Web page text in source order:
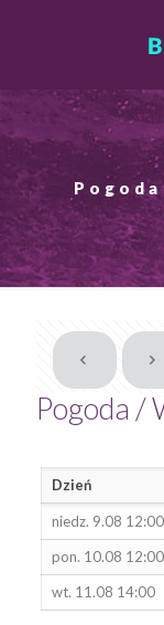
Pogoda /
Prognoza wiatru
Dzień
niedz. 9.08 12:00
pon. 10.08 12:00
wt. 11.08 14:00